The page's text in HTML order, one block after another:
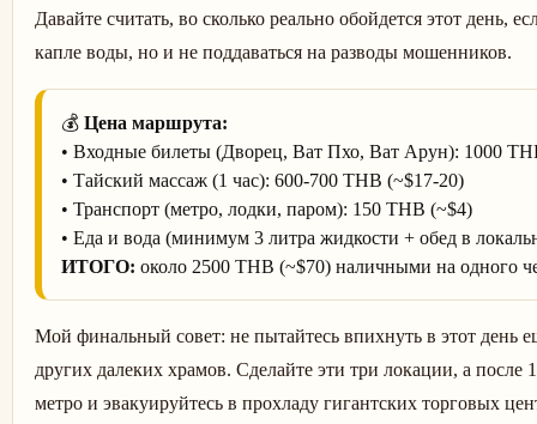
Давайте считать, во сколько реально обойдется этот день,
капле воды, но и не поддаваться на разводы мошенников.
💰 Цена маршрута:
• Входные билеты (Дворец, Ват Пхо, Ват Арун): 1000
• Тайский массаж (1 час): 600-700 THB (~$17-20)
• Транспорт (метро, лодки, паром): 150 THB (~$4)
• Еда и вода (минимум 3 литра жидкости + обед в
ИТОГО: около 2500 THB (~$70) наличными на одного
Мой финальный совет: не пытайтесь впихнуть в этот день
других далеких храмов. Сделайте эти три локации, а после
метро и эвакуируйтесь в прохладу гигантских торговых